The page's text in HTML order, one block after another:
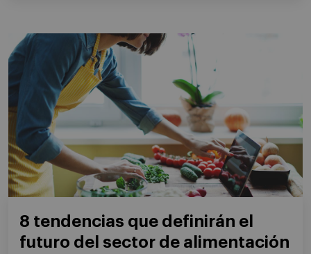
8 tendencias que definirán el
futuro del sector de alimentación